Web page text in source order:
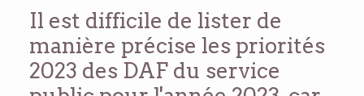
Il est difficile de lister de
manière précise les priorités
2023 des DAF du service